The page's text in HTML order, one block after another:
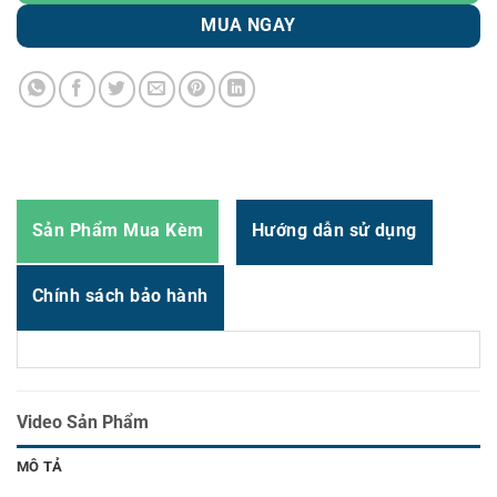
Zalo0987.835.345
Zalo0987.919.040
Thời gian:Từ 8h-17h30 Thứ 2 đến Thứ 7
MUA NGAY
Sản Phẩm Mua Kèm Hướng dẫn sử dụng
Chính sách bảo hành
Video Sản Phẩm
MÔ TẢ